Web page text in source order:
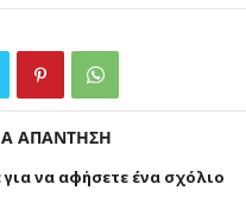
ΑΠΑΝΤΗΣΗ
για να αφήσετε ένα σχόλιο